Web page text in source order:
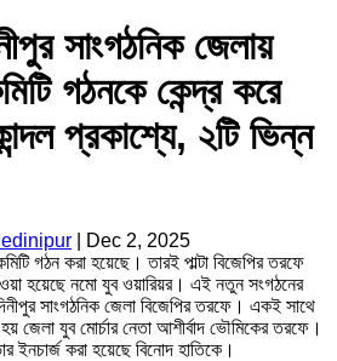
সাংগঠনিক জেলায়
গঠনকে কেন্দ্র করে
প্রকাশ্যে, ২টি ভিন্ন
Dec 2, 2025
গঠন করা হয়েছে। তারই পাল্টা বিজেপির তরফে
হয়েছে নমো যুব ওয়ারিয়র। এই নতুন সংগঠনের
সাংগঠনিক জেলা বিজেপির তরফে। একই সাথে
জেলা যুব মোর্চার নেতা আশীর্বাদ ভৌমিকের তরফে।
ইনচার্জ করা হয়েছে বিনোদ হাতিকে।